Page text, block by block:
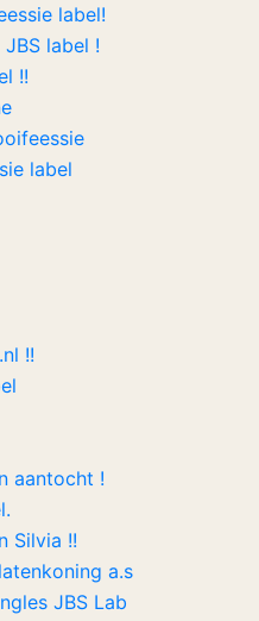
label!
label !
!!
label
!!
aantocht !
Silvia !!
a.s
JBS Lab